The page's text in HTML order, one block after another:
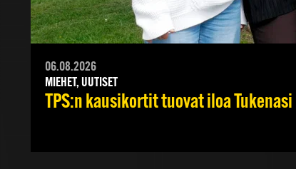
06.08.2026
MIEHET, UUTISET
TPS:n kausikortit tuovat iloa